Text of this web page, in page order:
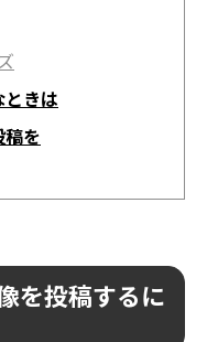
きは
を
を投稿するに